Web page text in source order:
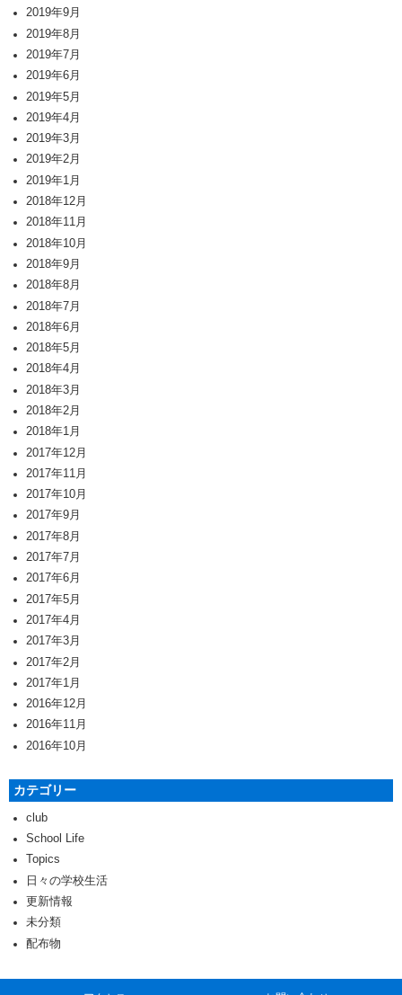
2019年9月
2019年8月
2019年7月
2019年6月
2019年5月
2019年4月
2019年3月
2019年2月
2019年1月
2018年12月
2018年11月
2018年10月
2018年9月
2018年8月
2018年7月
2018年6月
2018年5月
2018年4月
2018年3月
2018年2月
2018年1月
2017年12月
2017年11月
2017年10月
2017年9月
2017年8月
2017年7月
2017年6月
2017年5月
2017年4月
2017年3月
2017年2月
2017年1月
2016年12月
2016年11月
2016年10月
カテゴリー
club
School Life
Topics
日々の学校生活
更新情報
未分類
配布物